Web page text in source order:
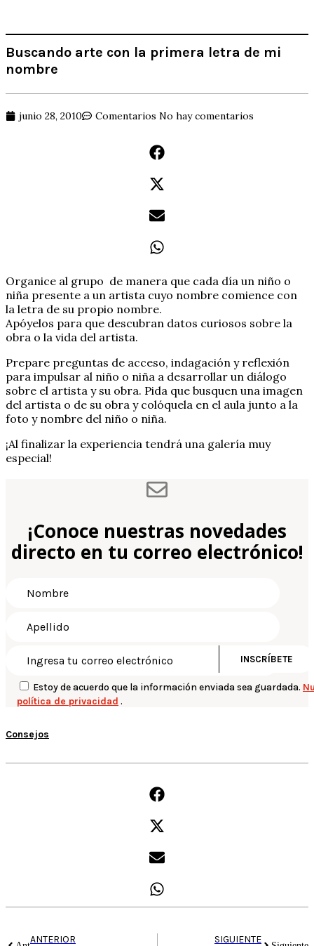
Buscando arte con la primera letra de mi
nombre
junio 28, 2010 Comentarios No hay comentarios
Organice al grupo de manera que cada día un niño o
niña presente a un artista cuyo nombre comience con
la letra de su propio nombre.
Apóyelos para que descubran datos curiosos sobre la
obra o la vida del artista.
Prepare preguntas de acceso, indagación y reflexión
para impulsar al niño o niña a desarrollar un diálogo
sobre el artista y su obra. Pida que busquen una imagen
del artista o de su obra y colóquela en el aula junto a la
foto y nombre del niño o niña.
¡Al finalizar la experiencia tendrá una galería muy
especial!
¡Conoce nuestras novedades
directo en tu correo electrónico!
Estoy de acuerdo que la información enviada sea guardada.
política de privacidad .
Consejos
ANTERIOR SIGUIENTE